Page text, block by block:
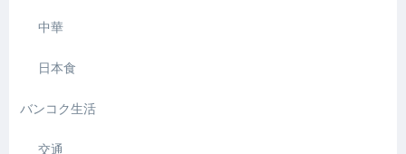
中華
日本食
バンコク生活
交通